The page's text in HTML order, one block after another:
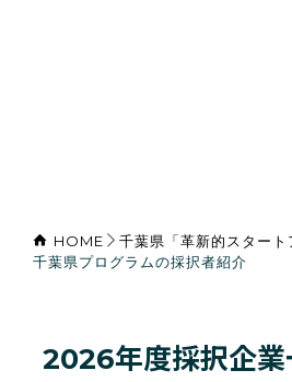
HOME
千葉県「革新的スタート
千葉県プログラムの採択者紹介
2026年度採択企業